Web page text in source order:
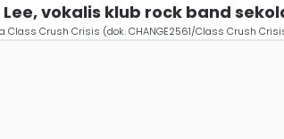
vokalis klub rock band
Class Crush Crisis (dok. CHANGE2561/Class Crush